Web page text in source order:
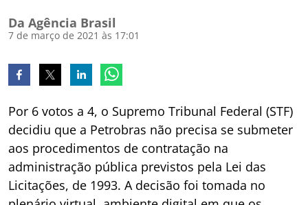
Da Agência Brasil
7 de março de 2021 às 17:01
Por 6 votos a 4, o Supremo Tribunal Federal (STF)
decidiu que a Petrobras não precisa se submeter
aos procedimentos de contratação na
administração pública previstos pela Lei das
Licitações, de 1993. A decisão foi tomada no